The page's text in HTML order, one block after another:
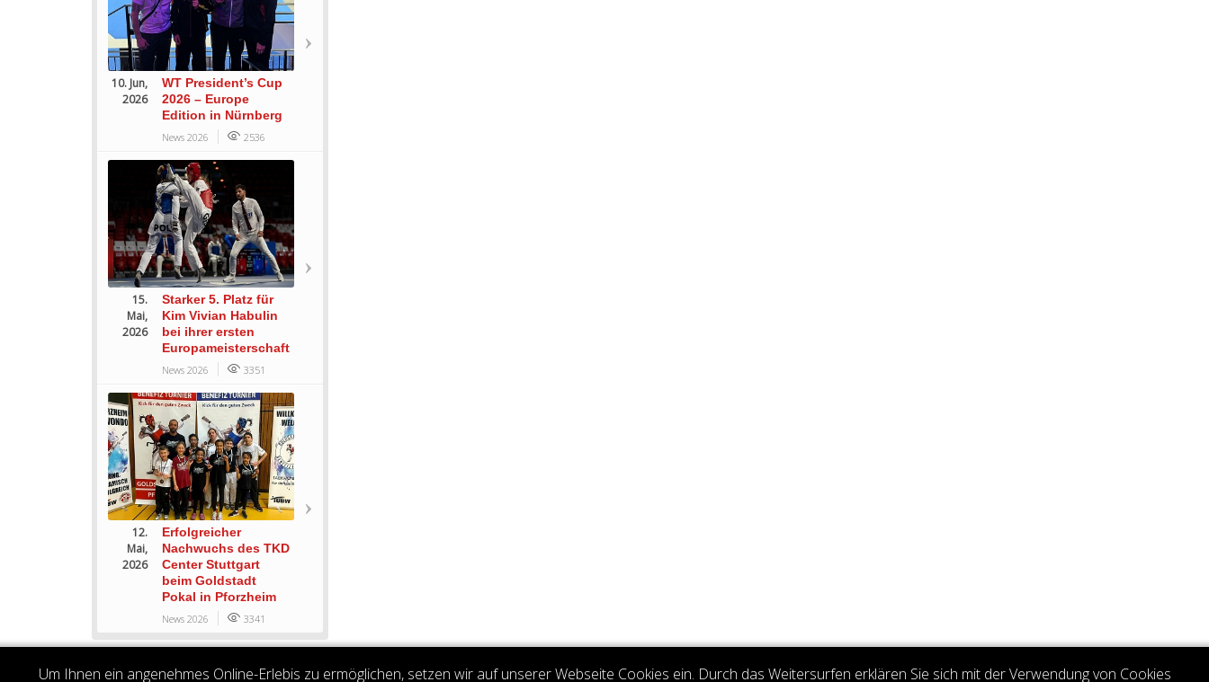
10. Jun,
2026
WT President’s Cup
2026 – Europe
Edition in Nürnberg
News 2026 2536
15.
Mai,
2026
Starker 5. Platz für
Kim Vivian Habulin
bei ihrer ersten
Europameisterschaft
News 2026 3351
12.
Mai,
2026
Erfolgreicher
Nachwuchs des TKD
Center Stuttgart
beim Goldstadt
Pokal in Pforzheim
News 2026 3341
Um Ihnen ein angenehmes Online-Erlebis zu ermöglichen, setzen wir auf unserer Webseite Cookies ein. Durch das Weitersurfen erklären Sie sich mit der Verwendung von Cookies